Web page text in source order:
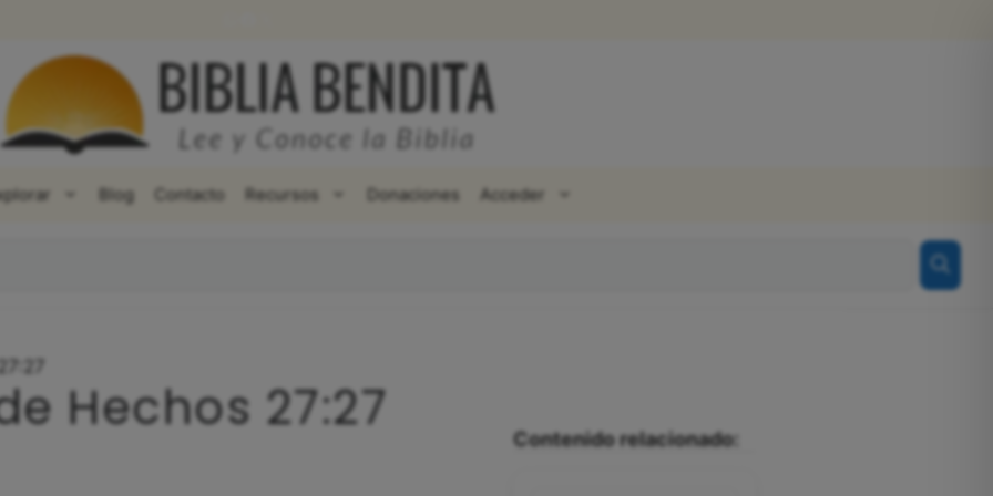
Blog Contacto Recursos Donaciones Acceder
Hechos 27:27 Contenido relacionado: